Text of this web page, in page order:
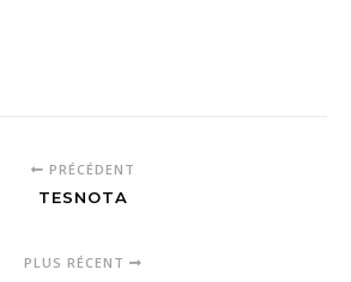
PRÉCÉDENT
TESNOTA
PLUS RÉCENT